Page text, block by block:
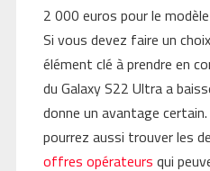
2 000 euros pour le
Si vous devez faire un
élément clé à prendre en
du Galaxy S22 Ultra a
donne un avantage
pourrez aussi trouver les
offres opérateurs qui